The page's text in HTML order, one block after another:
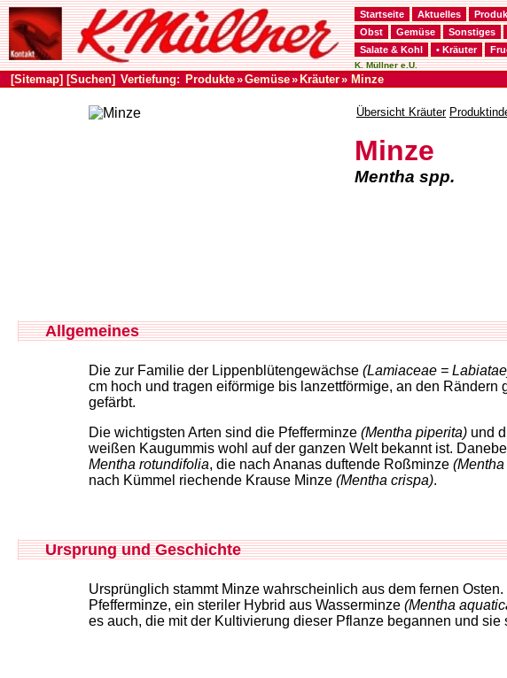
Startseite Aktuelles
Obst
Gemüse Sonstiges
Salate & Kohl
• Kräuter
K. Müllner e.U.
[Sitemap] [Suchen] Vertiefung: Produkte»Gemüse» Kräuter» Minze
Übersicht Kräuter
Minze
Mentha spp.
Allgemeines
Die zur Familie der Lippenblütengewächse (Lamiaceae =
cm hoch und tragen eiförmige bis lanzettförmige, an den
gefärbt.
Die wichtigsten Arten sind die Pfefferminze (Mentha piperita) und
weißen Kaugummis wohl auf der ganzen Welt bekannt ist.
Mentha rotundifolia, die nach Ananas duftende Roßminze
nach Kümmel riechende Krause Minze (Mentha crispa).
Ursprung und Geschichte
Ursprünglich stammt Minze wahrscheinlich aus dem fernen
Pfefferminze, ein steriler Hybrid aus Wasserminze (Mentha
es auch, die mit der Kultivierung dieser Pflanze begannen und